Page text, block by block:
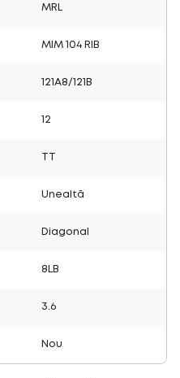
MRL
MIM 104 RIB
121A8/121B
12
Unealtă
Diagonal
8LB
3.6
Nou